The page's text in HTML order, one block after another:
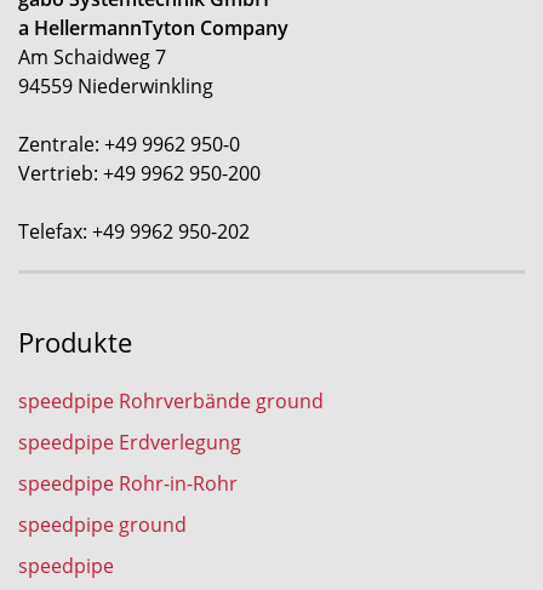
a HellermannTyton Company
Am Schaidweg 7
94559 Niederwinkling
Zentrale: +49 9962 950-0
Vertrieb: +49 9962 950-200
Telefax: +49 9962 950-202
Produkte
speedpipe Rohrverbände ground
speedpipe Erdverlegung
speedpipe Rohr-in-Rohr
speedpipe ground
speedpipe